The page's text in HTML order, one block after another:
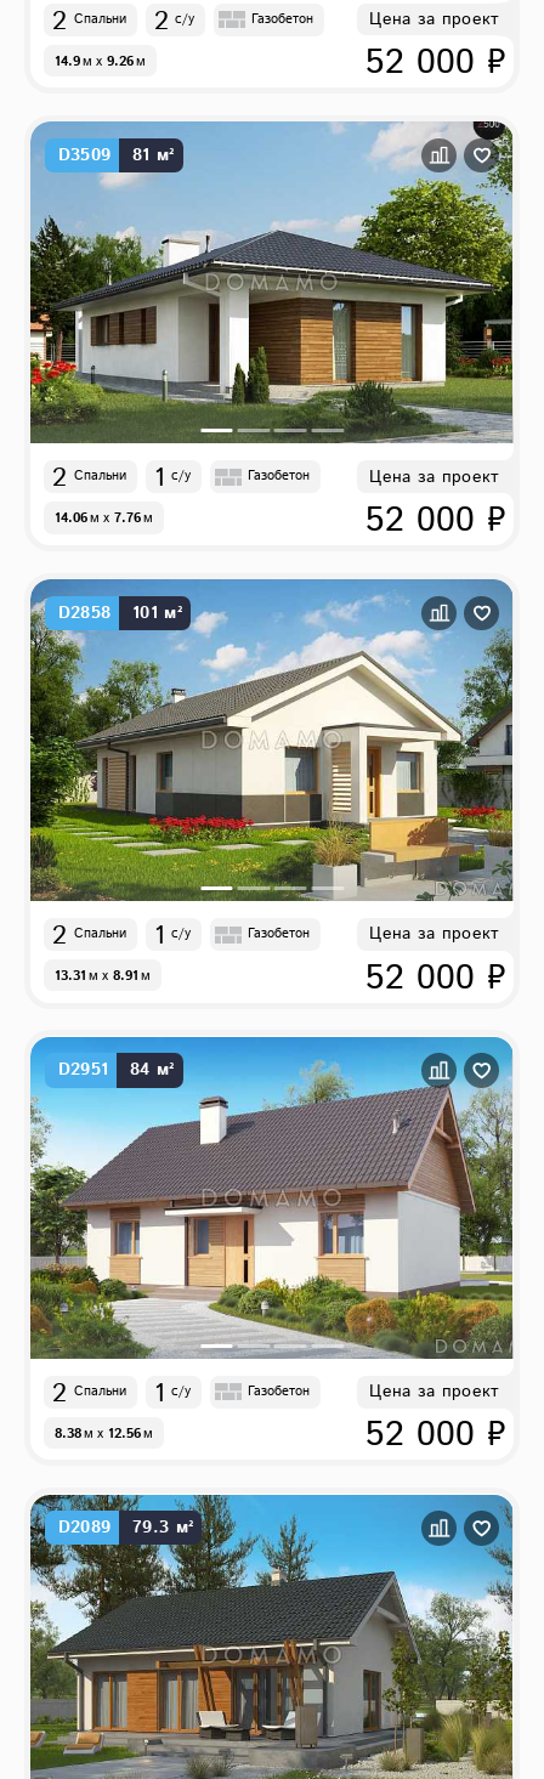
2 Спальни 2 с/у Газобетон
14.9м x 9.26м
Цена за проект
52 000 ₽
D3509 81 м²
2 Спальни 1 с/у Газобетон
14.06м x 7.76м
Цена за проект
52 000 ₽
D2858 101 м²
2 Спальни 1 с/у Газобетон
13.31м x 8.91м
Цена за проект
52 000 ₽
D2951 84 м²
2 Спальни 1 с/у Газобетон
8.38м x 12.56м
Цена за проект
52 000 ₽
D2089 79.3 м²